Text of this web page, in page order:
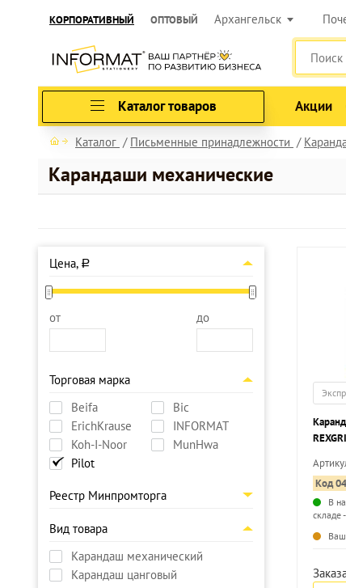
КОРПОРАТИВНЫЙ ОПТОВЫЙ Архангельск
Каталог товаров Акции
Каталог Письменные принадлежности
Карандаши механические
Цена, a
от до
Торговая марка
Beifa
Bic
ErichKrause
INFORMAT
Koh-I-Noor
MunHwa
Pilot
Реестр Минпромторга
Вид товара
Карандаш механический
Карандаш цанговый
Код
В
складе
Ваш